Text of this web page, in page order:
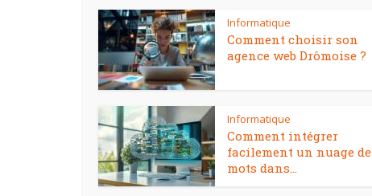
Informatique
Comment choisir son
agence web Drômoise ?
Informatique
Comment intégrer
facilement un nuage de
mots dans...